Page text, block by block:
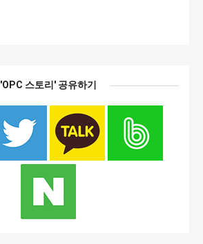
'OPC 스토리' 공유하기